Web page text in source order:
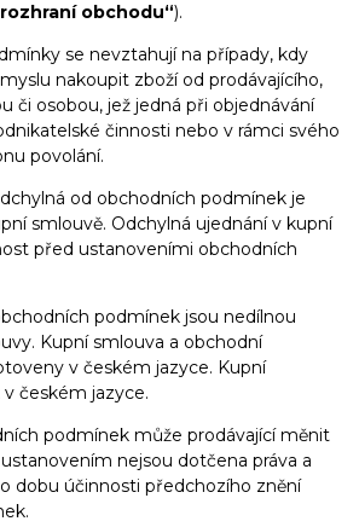
obchodu“).
se nevztahují na případy, kdy
nakoupit zboží od prodávajícího,
či osobou, jež jedná při objednávání
činnosti nebo v rámci svého
povolání.
od obchodních podmínek je
smlouvě. Odchylná ujednání v kupní
před ustanoveními obchodních
podmínek jsou nedílnou
Kupní smlouva a obchodní
v českém jazyce. Kupní
českém jazyce.
podmínek může prodávající měnit
nejsou dotčena práva a
dobu účinnosti předchozího znění